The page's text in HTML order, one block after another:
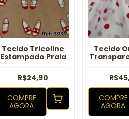
Tecido Tricoline
Estampado Praia
R$24,90
COMPRE
AGORA
Tecido
COMPRE
AGORA